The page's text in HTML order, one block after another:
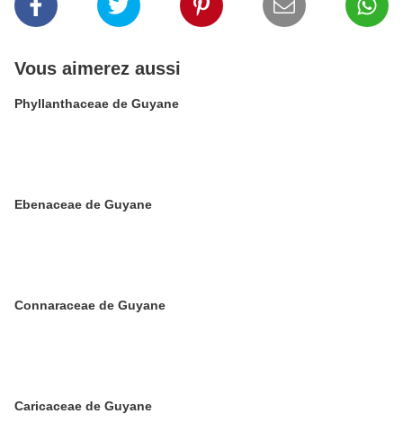
Vous aimerez aussi
Phyllanthaceae de Guyane
Ebenaceae de Guyane
Connaraceae de Guyane
Caricaceae de Guyane